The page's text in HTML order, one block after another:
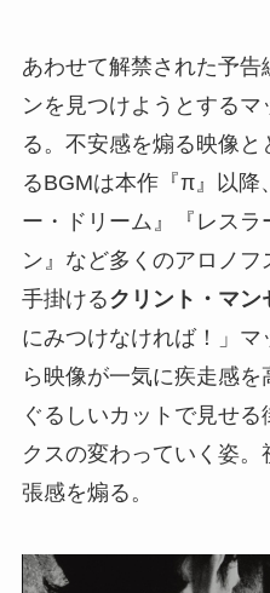
あわせて解禁された予
ンを見つけようとするマ
る。不安感を煽る映像
るBGMは本作『π』以降
ー・ドリーム』『レスラ
ン』など多くのアロノ
手掛けるクリント・マン
にみつけなければ！」
ら映像が一気に疾走感
ぐるしいカットで見せ
クスの変わっていく姿
張感を煽る。